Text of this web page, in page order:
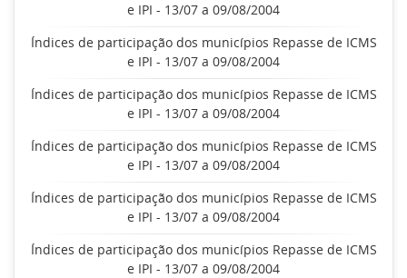
e IPI - 13/07 a 09/08/2004
Índices de participação dos municípios Repasse de ICMS
e IPI - 13/07 a 09/08/2004
Índices de participação dos municípios Repasse de ICMS
e IPI - 13/07 a 09/08/2004
Índices de participação dos municípios Repasse de ICMS
e IPI - 13/07 a 09/08/2004
Índices de participação dos municípios Repasse de ICMS
e IPI - 13/07 a 09/08/2004
Índices de participação dos municípios Repasse de ICMS
e IPI - 13/07 a 09/08/2004